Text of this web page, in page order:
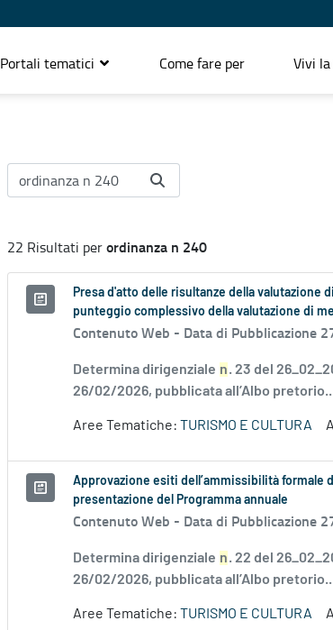
Portali tematici Come fare per Vivi
22 Risultati perordinanza n 240
Presa d'atto delle risultanze della valutazione
punteggio complessivo della valutazione di
Contenuto Web - Data di Pubblicazione
Determina dirigenziale n. 23 del
26/02/2026, pubblicata all’Albo
Aree Tematiche: TURISMO E CULTURA
Approvazione esiti dell’ammissibilità formale
presentazione del Programma annuale
Contenuto Web - Data di Pubblicazione
Determina dirigenziale n. 22 del
26/02/2026, pubblicata all’Albo
Aree Tematiche: TURISMO E CULTURA